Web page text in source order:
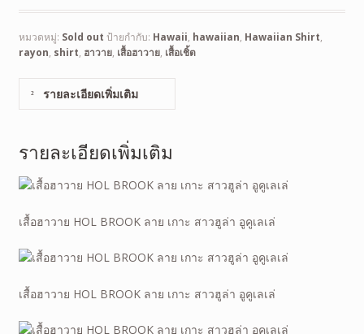
หมวดหมู่: Sold out ป้ายกำกับ: Hawaii, hawaiian, Hawaiian Shirt,
rayon, shirt, ฮาวาย, เสื้อฮาวาย, เสื้อเชิ้ต
รายละเอียดเพิ่มเติม
รายละเอียดเพิ่มเติม
เสื้อฮาวาย HOL BROOK ลาย เกาะ สาวฮูล่า อูคูเลเล่
เสื้อฮาวาย HOL BROOK ลาย เกาะ สาวฮูล่า อูคูเลเล่